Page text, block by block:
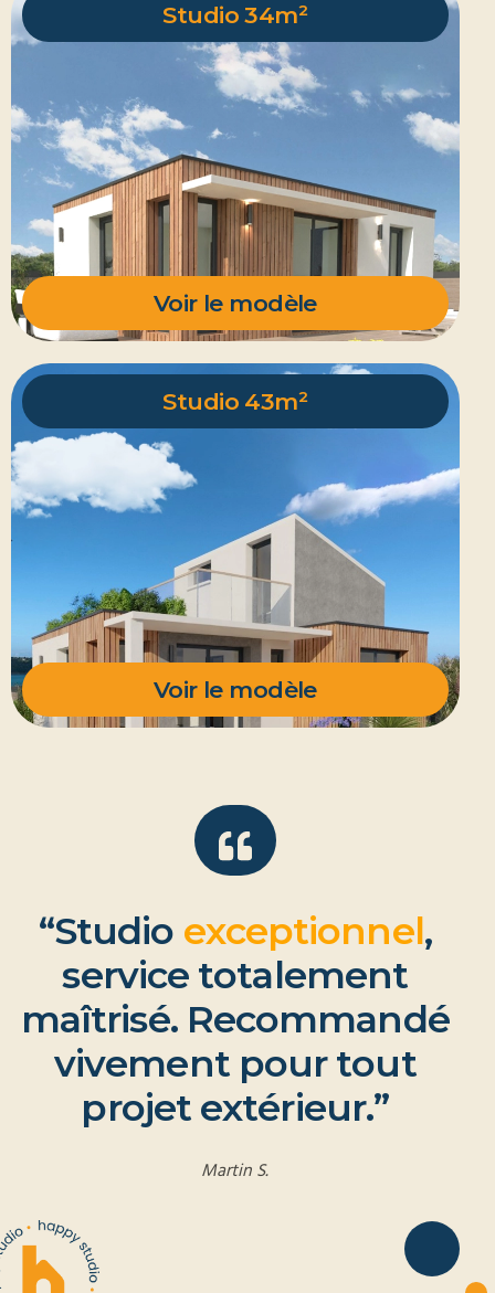
Studio 34m²
Voir le modèle
Studio 43m²
Voir le modèle
“Studio exceptionnel,
service totalement
maîtrisé. Recommandé
vivement pour tout
projet extérieur.”
Martin S.